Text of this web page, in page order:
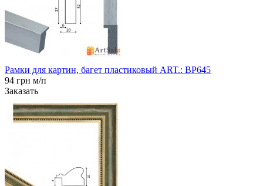
Рамки для картин, багет пластиковый ART.: BP645
94 грн м/п
Заказать